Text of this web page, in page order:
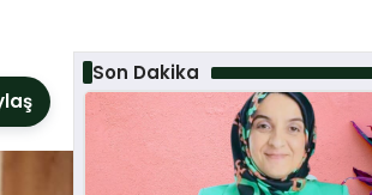
Son Dakika